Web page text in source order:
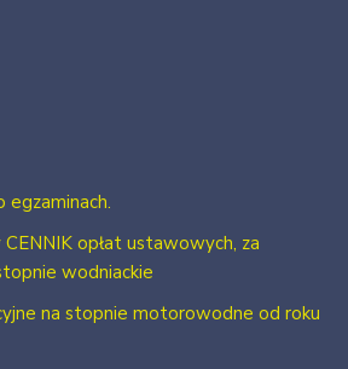
egzaminach.
opłat ustawowych, za
wodniackie
na stopnie motorowodne od roku